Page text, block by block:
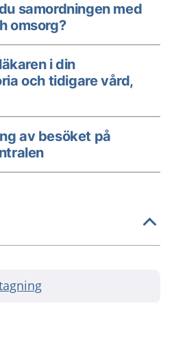
samordningen med
omsorg?
i din
och tidigare vård,
av besöket på